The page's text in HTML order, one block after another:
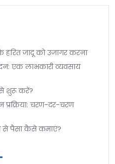
हरित जादू को उजागर करना
एक लाभकारी व्यवसाय
शुरू करें?
प्रक्रिया: चरण-दर-चरण
से पैसा कैसे कमाएं?